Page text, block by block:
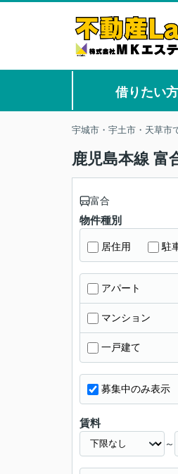
借りたい方
宇城市・宇土市・天草市
鹿児島本線 富
富合
物件種別
居住用 駐
アパート
マンション
一戸建て
募集中のみ表示
賃料
～